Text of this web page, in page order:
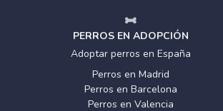
PERROS EN ADOPCIÓN
Adoptar perros en España
Perros en Madrid
Perros en Barcelona
Perros en Valencia